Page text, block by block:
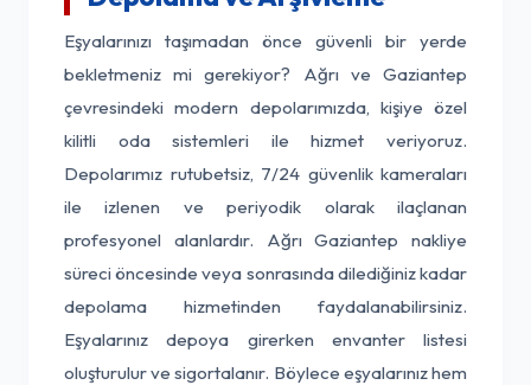
Eşyalarınızı taşımadan önce güvenli bir yerde
bekletmeniz mi gerekiyor? Ağrı ve Gaziantep
çevresindeki modern depolarımızda, kişiye özel
kilitli oda sistemleri ile hizmet veriyoruz.
Depolarımız rutubetsiz, 7/24 güvenlik kameraları
ile izlenen ve periyodik olarak ilaçlanan
profesyonel alanlardır. Ağrı Gaziantep nakliye
süreci öncesinde veya sonrasında dilediğiniz kadar
depolama hizmetinden faydalanabilirsiniz.
Eşyalarınız depoya girerken envanter listesi
oluşturulur ve sigortalanır. Böylece eşyalarınız hem